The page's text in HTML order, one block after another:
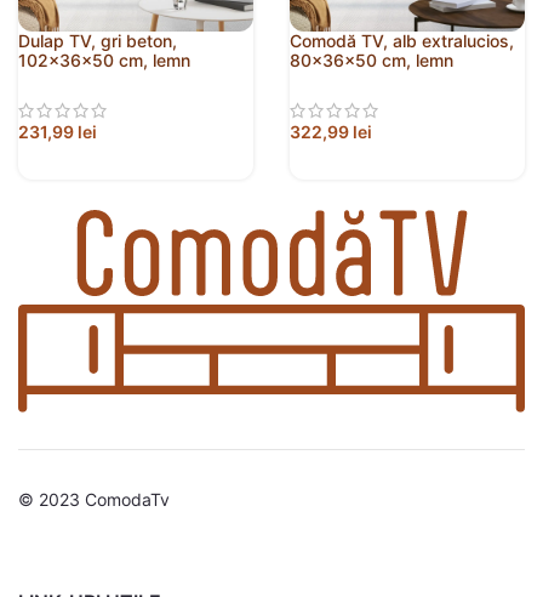
Dulap TV, gri beton,
102x36x50 cm, lemn
231,99 lei
Comodă TV, alb extralucios,
80x36x50 cm, lemn
322,99 lei
© 2023 ComodaTv